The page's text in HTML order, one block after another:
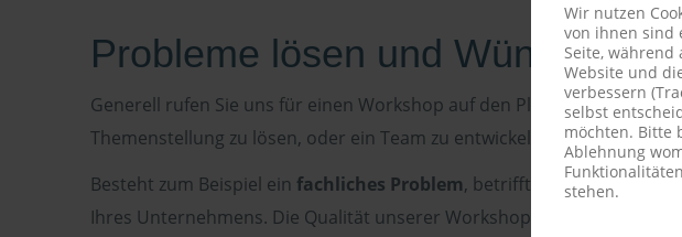
Probleme lösen und Wünsche
Generell rufen Sie uns für einen Workshop auf den Plan, wenn Ihr
Themenstellung zu lösen, oder ein Team zu entwickeln.
Besteht zum Beispiel ein fachliches Problem, betrifft dies meist
Ihres Unternehmens. Die Qualität unserer Workshops resulitert daher
Wir nutzen
von ihnen sind
Seite, während
Website und
verbessern
selbst
möchten. Bitte
Ablehnung
stehen.